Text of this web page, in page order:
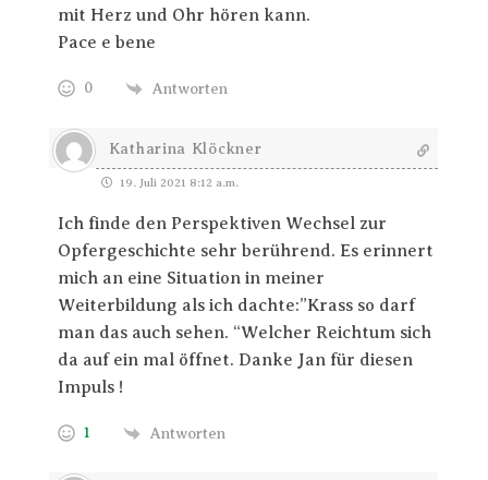
mit Herz und Ohr hören kann.
Pace e bene
0 Antworten
Katharina Klöckner
19. Juli 2021 8:12 a.m.
Ich finde den Perspektiven Wechsel zur
Opfergeschichte sehr berührend. Es erinnert
mich an eine Situation in meiner
Weiterbildung als ich dachte:”Krass so darf
man das auch sehen. “Welcher Reichtum sich
da auf ein mal öffnet. Danke Jan für diesen
Impuls !
1 Antworten